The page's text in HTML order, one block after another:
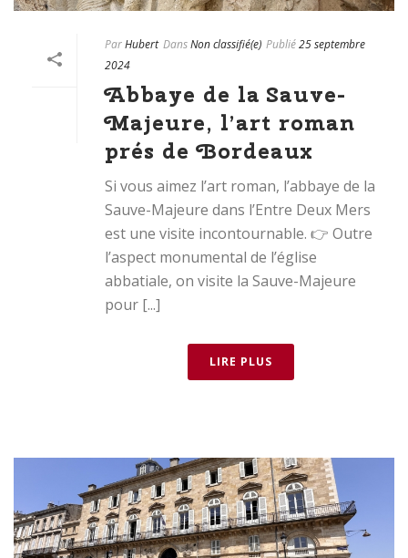
ParHubert DansNon classifié(e) Publié25 septembre
2024
Abbaye de la Sauve-
Majeure, l’art roman
prés de Bordeaux
Si vous aimez l’art roman, l’abbaye de la
Sauve-Majeure dans l’Entre Deux Mers
est une visite incontournable. 👉 Outre
l’aspect monumental de l’église
abbatiale, on visite la Sauve-Majeure
pour [...]
LIRE PLUS